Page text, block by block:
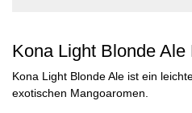
Kona Light Blonde Ale
Kona Light Blonde Ale ist ein
exotischen Mangoaromen.